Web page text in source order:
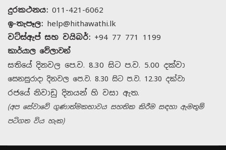
දුරකථනය: 011-421-6062
ඉ-තැපෑල: help@hithawathi.lk
වට්ස්ඇප් සහ වයිබර්: +94 77 771 1199
කාර්යාල වේලාවන්
සතියේ දිනවල පෙ.ව. 8.30 සිට ප.ව. 5.00 දක්වා
සෙනසුරාදා දිනවල පෙ.ව. 8.30 සිට ප.ව. 12.30 දක්වා
රජයේ නිවාඩු දිනයන් හි වසා ඇත.
(අප සේවාවේ ගුණාත්මකභාවය සහතික කිරීම සඳහා ඇමතුම්
පටිගත විය හැක)